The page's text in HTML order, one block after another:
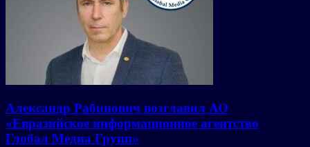
Александр Рабинович возглавил АО
«Евразийское информационное агентство
Глобал Медиа Групп»